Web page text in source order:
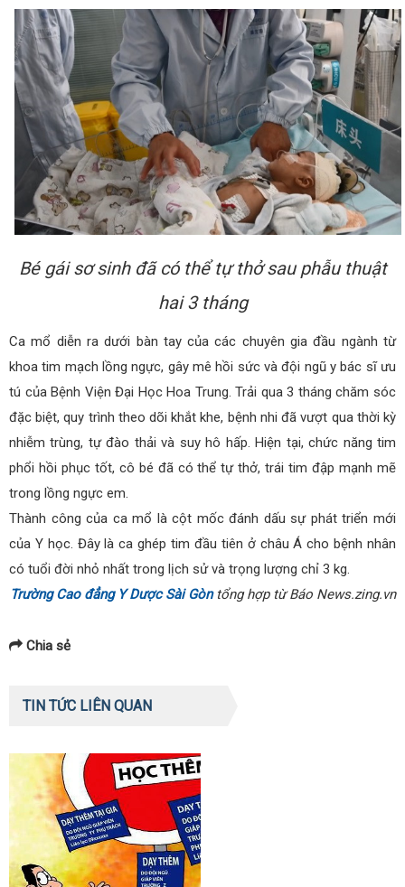
Bé gái sơ sinh đã có thể tự thở sau phẫu thuật
hai 3 tháng
Ca mổ diễn ra dưới bàn tay của các chuyên gia đầu ngành từ
khoa tim mạch lồng ngực, gây mê hồi sức và đội ngũ y bác sĩ ưu
tú của Bệnh Viện Đại Học Hoa Trung. Trải qua 3 tháng chăm sóc
đặc biệt, quy trình theo dõi khắt khe, bệnh nhi đã vượt qua thời kỳ
nhiễm trùng, tự đào thải và suy hô hấp. Hiện tại, chức năng tim
phổi hồi phục tốt, cô bé đã có thể tự thở, trái tim đập mạnh mẽ
trong lồng ngực em.
Thành công của ca mổ là cột mốc đánh dấu sự phát triển mới
của Y học. Đây là ca ghép tim đầu tiên ở châu Á cho bệnh nhân
có tuổi đời nhỏ nhất trong lịch sử và trọng lượng chỉ 3 kg.
Trường Cao đẳng Y Dược Sài Gòntổng hợp từ Báo News.zing.vn
Chia sẻ
TIN TỨC LIÊN QUAN